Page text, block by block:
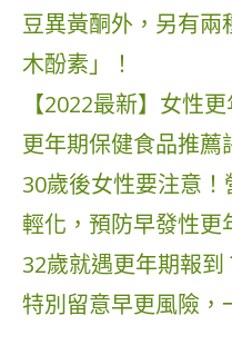
豆異黃酮外，另有兩
木酚素」！
【2022最新】女性
更年期保健食品推薦
30歲後女性要注意
輕化，預防早發性更
32歲就遇更年期報到
特別留意早更風險，